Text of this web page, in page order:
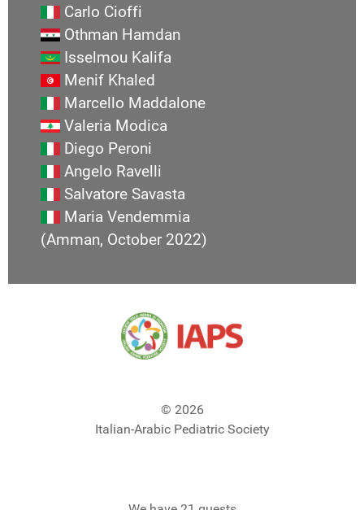
Carlo Cioffi
Othman Hamdan
Isselmou Kalifa
Menif Khaled
Marcello Maddalone
Valeria Modica
Diego Peroni
Angelo Ravelli
Salvatore Savasta
Maria Vendemmia
(Amman, October 2022)
© 2026
Italian-Arabic Pediatric Society